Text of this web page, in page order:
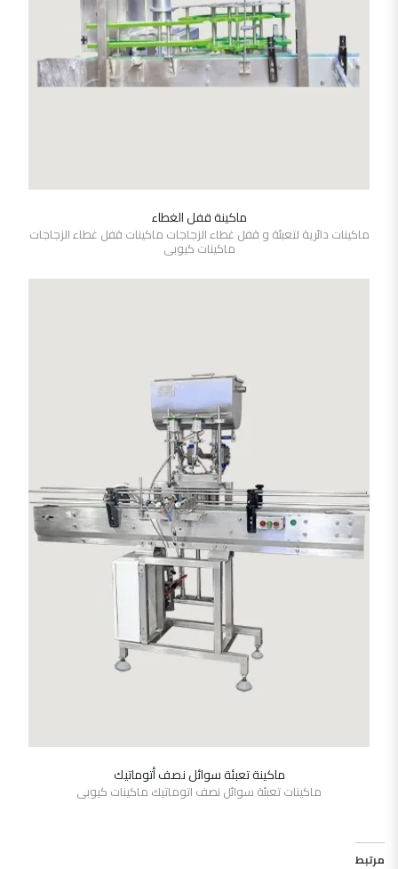
SHOW DETAILS
ماكينة قفل الغطاء
ماكينات دائرية لتعبئة و قفل غطاء الزجاجات ماكينات قفل غطاء الزجاجات
ماكينات كيوبى
SHOW DETAILS
ماكينة تعبئة سوائل نصف أتوماتيك
ماكينات تعبئة سوائل نصف اتوماتيك ماكينات كيوبى
مرتبط